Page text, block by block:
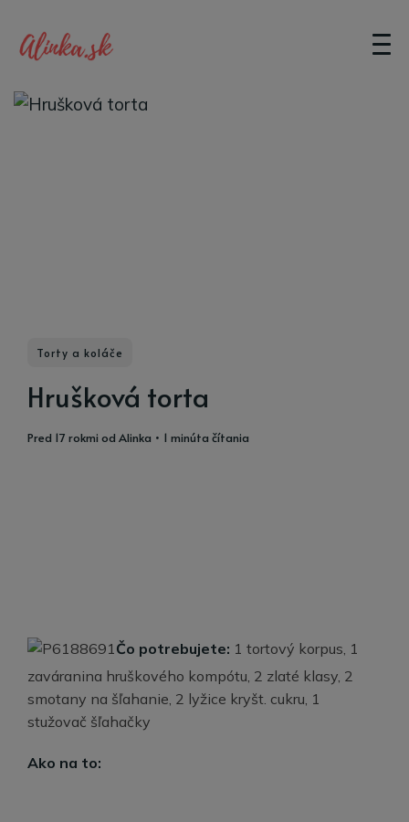
Torty a koláče
Hrušková torta
pred 17 rokmi od Alinka • 1 minúta čítania
Čo potrebujete: 1 tortový korpus, 1
zaváranina hruškového kompótu, 2 zlaté klasy, 2
smotany na šľahanie, 2 lyžice kryšt. cukru, 1
stužovač šľahačky
Ako na to: